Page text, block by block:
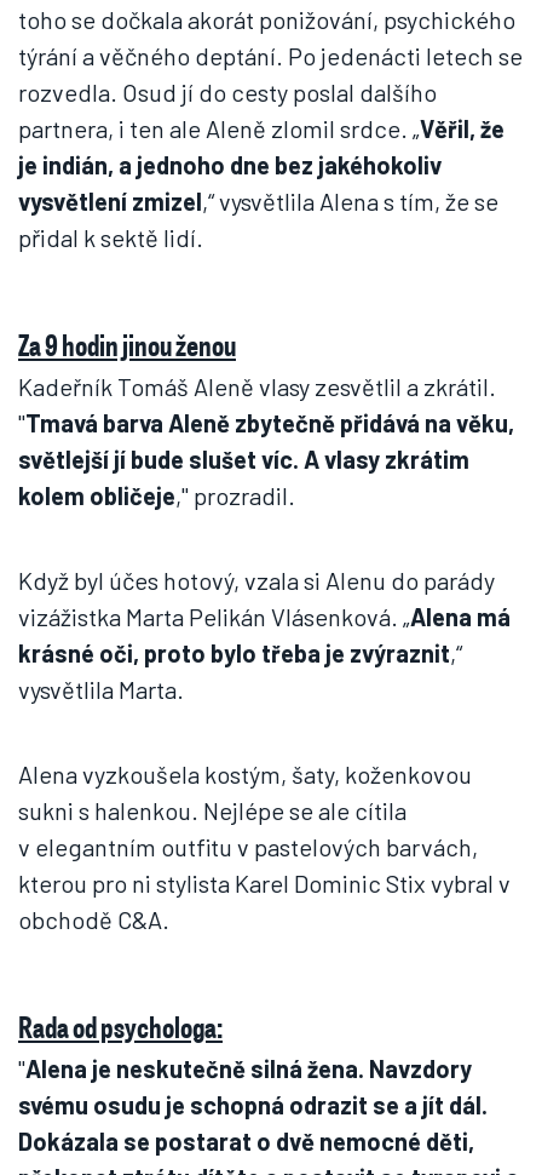
toho se dočkala akorát ponižování, psychického
týrání a věčného deptání. Po jedenácti letech se
rozvedla. Osud jí do cesty poslal dalšího
partnera, i ten ale Aleně zlomil srdce. „Věřil, že
je indián, a jednoho dne bez jakéhokoliv
vysvětlení zmizel,“ vysvětlila Alena s tím, že se
přidal k sektě lidí.
Za 9 hodin jinou ženou
Kadeřník Tomáš Aleně vlasy zesvětlil a zkrátil.
"Tmavá barva Aleně zbytečně přidává na věku,
světlejší jí bude slušet víc. A vlasy zkrátim
kolem obličeje," prozradil.
Když byl účes hotový, vzala si Alenu do parády
vizážistka Marta Pelikán Vlásenková. „Alena má
krásné oči, proto bylo třeba je zvýraznit,“
vysvětlila Marta.
Alena vyzkoušela kostým, šaty, koženkovou
sukni s halenkou. Nejlépe se ale cítila
v elegantním outfitu v pastelových barvách,
kterou pro ni stylista Karel Dominic Stix vybral v
obchodě C&A.
Rada od psychologa:
"Alena je neskutečně silná žena. Navzdory
svému osudu je schopná odrazit se a jít dál.
Dokázala se postarat o dvě nemocné děti,